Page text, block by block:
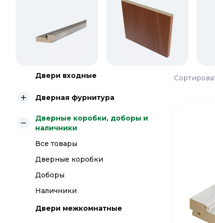
Двери входные
Дверная фурнитура
Дверные коробки, доборы и
наличники
Все товары
Дверные коробки
Доборы
Наличники
Двери межкомнатные